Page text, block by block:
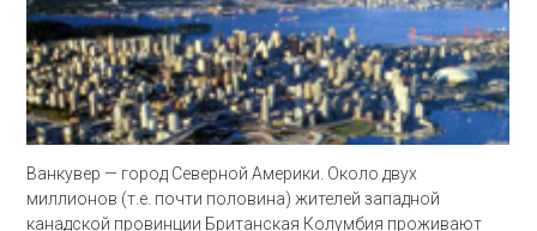
Ванкувер — город Северной Америки. Около двух
миллионов (т.е. почти половина) жителей западной
канадской провинции Британская Колумбия проживают